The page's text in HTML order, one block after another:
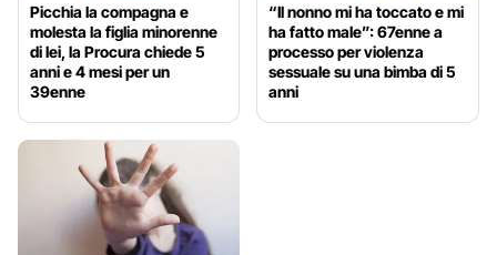
Picchia la compagna e
molesta la figlia minorenne
di lei, la Procura chiede 5
anni e 4 mesi per un
39enne
“Il nonno mi ha toccato e mi
ha fatto male”: 67enne a
processo per violenza
sessuale su una bimba di 5
anni